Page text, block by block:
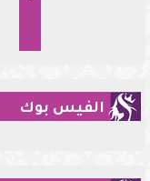
الفيس بوك